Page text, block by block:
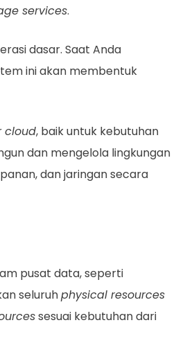
services.
dasar. Saat Anda
ini akan membentuk
cloud, baik untuk kebutuhan
dan mengelola lingkungan
dan jaringan secara
pusat data, seperti
seluruhphysical resources
sesuai kebutuhan dari